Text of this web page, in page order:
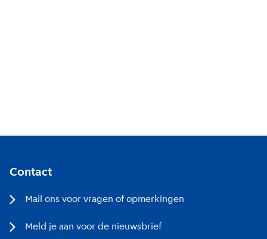
Contact
Mail ons voor vragen of opmerkingen
Meld je aan voor de nieuwsbrief